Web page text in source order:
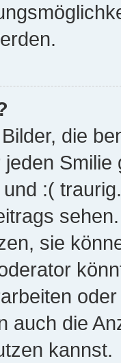
die
:(
sie
auch die
kannst.